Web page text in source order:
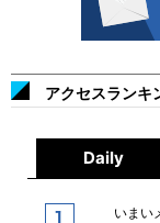
アクセスランキ
Daily
いまい